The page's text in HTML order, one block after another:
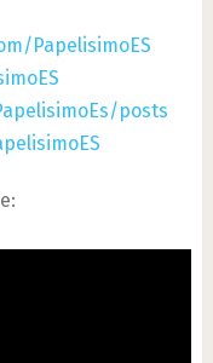
PapelisimoES
posts